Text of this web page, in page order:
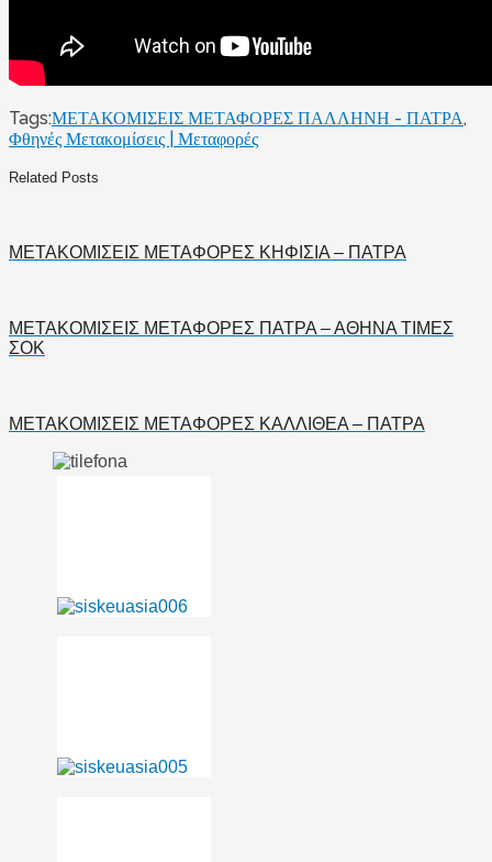
Tags:ΜΕΤΑΚΟΜΙΣΕΙΣ ΜΕΤΑΦΟΡΕΣ ΠΑΛΛΗΝΗ - ΠΑΤΡΑ,
Φθηνές Μετακομίσεις | Μεταφορές
Related Posts
ΜΕΤΑΚΟΜΙΣΕΙΣ ΜΕΤΑΦΟΡΕΣ ΚΗΦΙΣΙΑ – ΠΑΤΡΑ
ΜΕΤΑΚΟΜΙΣΕΙΣ ΜΕΤΑΦΟΡΕΣ ΠΑΤΡΑ – ΑΘΗΝΑ ΤΙΜΕΣ
ΣΟΚ
ΜΕΤΑΚΟΜΙΣΕΙΣ ΜΕΤΑΦΟΡΕΣ ΚΑΛΛΙΘΕΑ – ΠΑΤΡΑ